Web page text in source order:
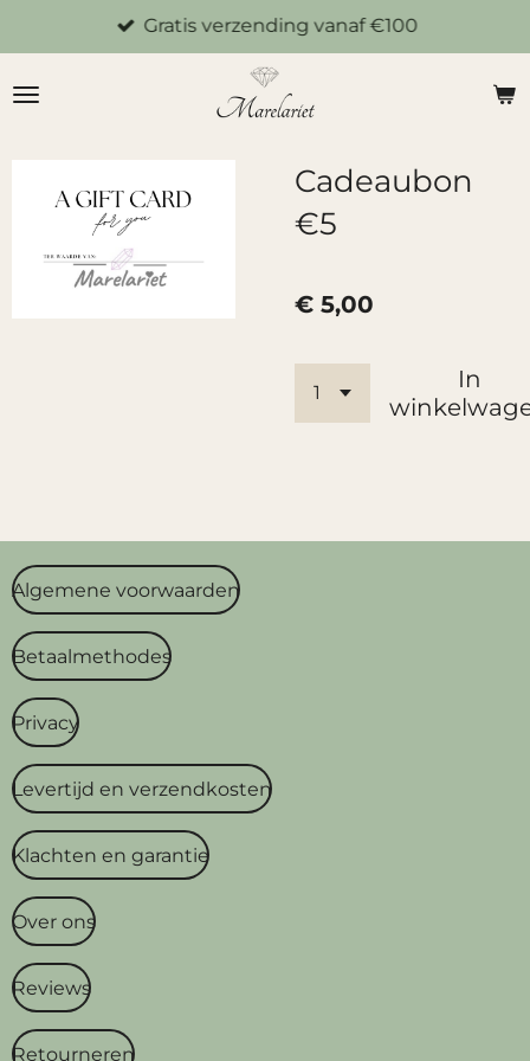
direct
naar
Gratis verzending vanaf €100
Cadeaubon
€5
€ 5,00
In
Algemene voorwaarden
Betaalmethodes
Privacy
Levertijd en verzendkosten
Klachten en garantie
Over ons
Reviews
Retourneren